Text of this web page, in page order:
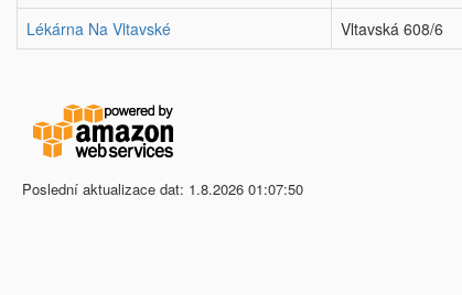
Lékárna Na Vltavské
Vltavská 608/6
Poslední aktualizace dat: 1.8.2026 01:07:50